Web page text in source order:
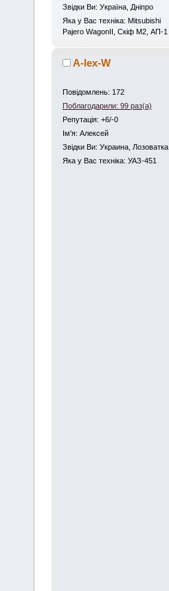
Звідки Ви: Україна, Дніпро
Яка у Вас техніка: Mitsubishi
Pajero WagonII, Скіф М2, АП-1
A-lex-W
Повідомлень: 172
Поблагодарили: 99 раз(а)
Репутація: +6/-0
Iм'я: Алексей
Звідки Ви: Украина, Лозоватка
Яка у Вас техніка: УАЗ-451